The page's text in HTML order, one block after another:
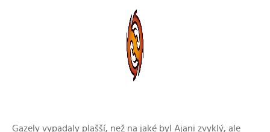
Gazely vypadaly plašší, než na jaké byl Ajani zvyklý, ale